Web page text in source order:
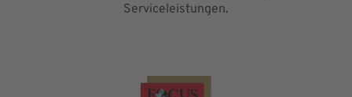
Serviceleistungen.